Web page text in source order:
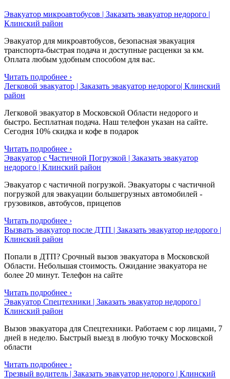
Эвакуатор микроавтобусов | Заказать эвакуатор недорого |
Клинский район
Эвакуатор для микроавтобусов, безопасная эвакуация
транспорта-быстрая подача и доступные расценки за км.
Оплата любым удобным способом для вас.
Читать подробнее ›
Легковой эвакуатор | Заказать эвакуатор недорого| Клинский
район
Легковой эвакуатор в Московской Области недорого и
быстро. Бесплатная подача. Наш телефон указан на сайте.
Сегодня 10% скидка и кофе в подарок
Читать подробнее ›
Эвакуатор с Частичной Погрузкой | Заказать эвакуатор
недорого | Клинский район
Эвакуатор с частичной погрузкой. Эвакуаторы с частичной
погрузкой для эвакуации большегрузных автомобилей -
грузовиков, автобусов, прицепов
Читать подробнее ›
Вызвать эвакуатор после ДТП | Заказать эвакуатор недорого |
Клинский район
Попали в ДТП? Срочный вызов эвакуатора в Московской
Области. Небольшая стоимость. Ожидание эвакуатора не
более 20 минут. Телефон на сайте
Читать подробнее ›
Эвакуатор Спецтехники | Заказать эвакуатор недорого |
Клинский район
Вызов эвакуатора для Спецтехники. Работаем с юр лицами, 7
дней в неделю. Быстрый выезд в любую точку Московской
области
Читать подробнее ›
Трезвый водитель | Заказать эвакуатор недорого | Клинский